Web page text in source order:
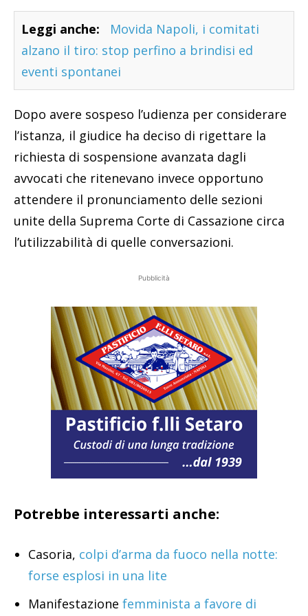
Leggi anche:
Movida Napoli, i comitati
alzano il tiro: stop perfino a brindisi ed
eventi spontanei
Dopo avere sospeso l’udienza per considerare
l’istanza, il giudice ha deciso di rigettare la
richiesta di sospensione avanzata dagli
avvocati che ritenevano invece opportuno
attendere il pronunciamento delle sezioni
unite della Suprema Corte di Cassazione circa
l’utilizzabilità di quelle conversazioni.
Pubblicità
Potrebbe interessarti anche:
Casoria, colpi d’arma da fuoco nella notte:
forse esplosi in una lite
Manifestazione femminista a favore di